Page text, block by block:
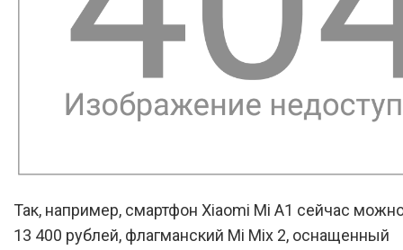
Так, например, смартфон Xiaomi Mi A1 сейчас
13 400 рублей, флагманский Mi Mix 2, оснащенный